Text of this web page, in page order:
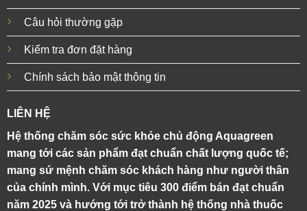
Câu hỏi thường gặp
Kiểm tra đơn đặt hàng
Chính sách bảo mật thông tin
LIÊN HỆ
Hệ thống chăm sóc sức khỏe chủ động Aquagreen
mang tới các sản phẩm đạt chuẩn chất lượng quốc tế;
mang sứ mệnh chăm sóc khách hàng như người thân
của chính mình. Với mục tiêu 300 điểm bán đạt chuẩn
năm 2025 và hướng tới trở thành hệ thống nhà thuốc